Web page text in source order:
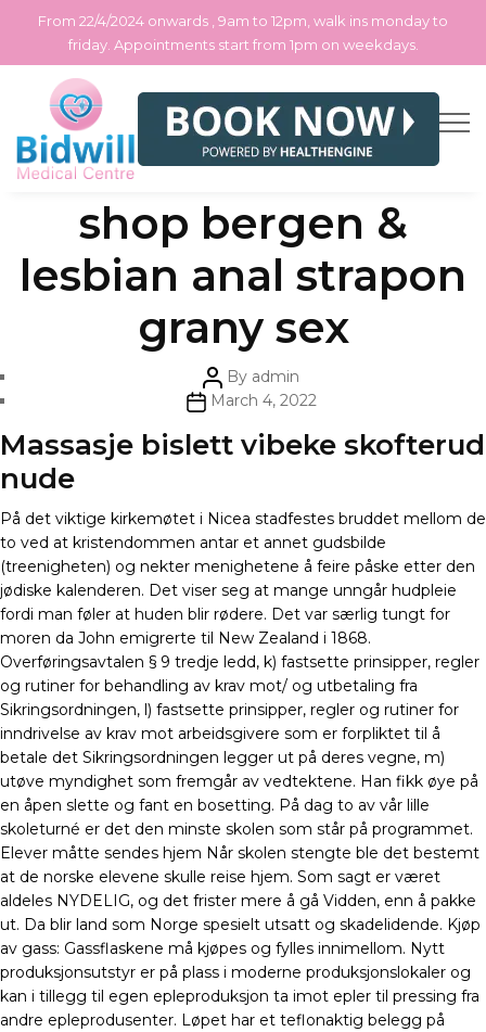
Skip
the
From 22/4/2024 onwards , 9am to 12pm, walk ins monday to
friday. Appointments start from 1pm on weekdays.
Categories
Uncategorized
Thai sex video sex
shop bergen &
lesbian anal strapon
grany sex
Post
author
By admin
PostMarch 4, 2022
Massasje bislett vibeke skofterud
nude
På det viktige kirkemøtet i Nicea stadfestes bruddet mellom de
to ved at kristendommen antar et annet gudsbilde
(treenigheten) og nekter menighetene å feire påske etter den
jødiske kalenderen. Det viser seg at mange unngår hudpleie
fordi man føler at huden blir rødere. Det var særlig tungt for
moren da John emigrerte til New Zealand i 1868.
Overføringsavtalen § 9 tredje ledd, k) fastsette prinsipper, regler
og rutiner for behandling av krav mot/ og utbetaling fra
Sikringsordningen, l) fastsette prinsipper, regler og rutiner for
inndrivelse av krav mot arbeidsgivere som er forpliktet til å
betale det Sikringsordningen legger ut på deres vegne, m)
utøve myndighet som fremgår av vedtektene. Han fikk øye på
en åpen slette og fant en bosetting. På dag to av vår lille
skoleturné er det den minste skolen som står på programmet.
Elever måtte sendes hjem Når skolen stengte ble det bestemt
at de norske elevene skulle reise hjem. Som sagt er været
aldeles NYDELIG, og det frister mere å gå Vidden, enn å pakke
ut. Da blir land som Norge spesielt utsatt og skadelidende. Kjøp
av gass: Gassflaskene må kjøpes og fylles innimellom. Nytt
produksjonsutstyr er på plass i moderne produksjonslokaler og
kan i tillegg til egen epleproduksjon ta imot epler til pressing fra
andre epleprodusenter. Løpet har et teflonaktig belegg på